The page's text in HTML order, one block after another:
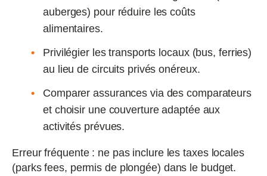
auberges) pour réduire les coûts
alimentaires.
Privilégier les transports locaux (bus, ferries)
au lieu de circuits privés onéreux.
Comparer assurances via des comparateurs
et choisir une couverture adaptée aux
activités prévues.
Erreur fréquente : ne pas inclure les taxes locales
(parks fees, permis de plongée) dans le budget.